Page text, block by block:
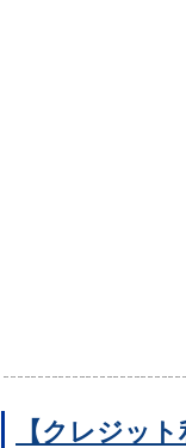
【クレジッ